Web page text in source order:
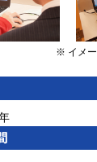
※ イメー